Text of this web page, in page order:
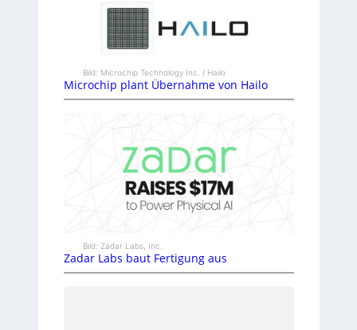
Bild: Microchip Technology Inc. / Hailo
Microchip plant Übernahme von Hailo
Bild: Zadar Labs, Inc.
Zadar Labs baut Fertigung aus